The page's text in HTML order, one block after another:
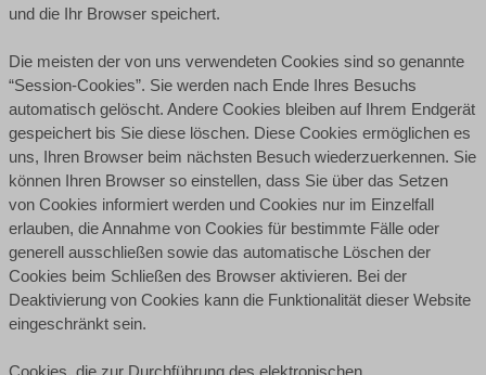
und die Ihr Browser speichert.
Die meisten der von uns verwendeten Cookies sind so genannte
“Session-Cookies”. Sie werden nach Ende Ihres Besuchs
automatisch gelöscht. Andere Cookies bleiben auf Ihrem Endgerät
gespeichert bis Sie diese löschen. Diese Cookies ermöglichen es
uns, Ihren Browser beim nächsten Besuch wiederzuerkennen. Sie
können Ihren Browser so einstellen, dass Sie über das Setzen
von Cookies informiert werden und Cookies nur im Einzelfall
erlauben, die Annahme von Cookies für bestimmte Fälle oder
generell ausschließen sowie das automatische Löschen der
Cookies beim Schließen des Browser aktivieren. Bei der
Deaktivierung von Cookies kann die Funktionalität dieser Website
eingeschränkt sein.
Cookies, die zur Durchführung des elektronischen